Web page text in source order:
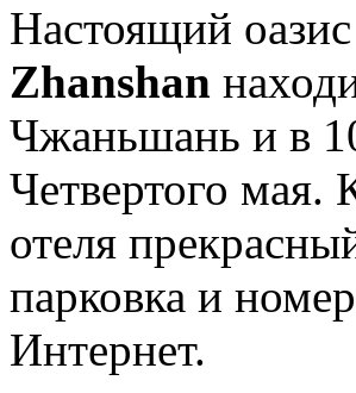
Настоящий
Zhanshan
Чжаньшань и в
Четвертого мая.
отеля
парковка и
Интернет.